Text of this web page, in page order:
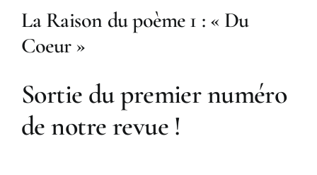
La Raison du poème 1 : « Du
Coeur »
Sortie du premier numéro
de notre revue !